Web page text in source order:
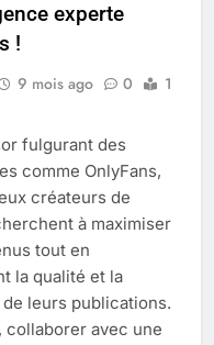
experte
!
9 mois ago 0
1
fulgurant des
comme OnlyFans,
créateurs de
à maximiser
tout en
la qualité et la
leurs publications.
collaborer avec une
révélés pour une
grâce à The
chutes chez les
et